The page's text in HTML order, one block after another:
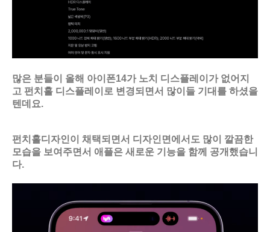
많은 분들이 올해 아이폰14가 노치 디스플레이가 없어지
고 펀치홀 디스플레이로 변경되면서 많이들 기대를 하셨을
텐데요.
펀치홀디자인이 채택되면서 디자인면에서도 많이 깔끔한
모습을 보여주면서 애플은 새로운 기능을 함께 공개했습니
다.